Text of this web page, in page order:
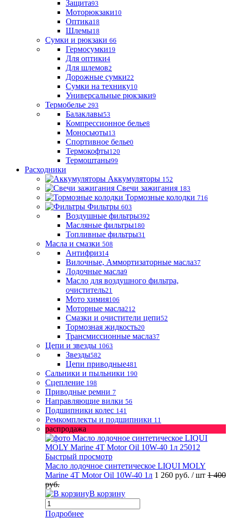
Защита93
Моторюкзаки10
Оптика18
Шлемы18
Сумки и рюкзаки 66
Гермосумки19
Для оптики4
Для шлемов2
Дорожные сумки22
Сумки на технику10
Универсальные рюкзаки9
Термобелье 293
Балаклавы53
Компрессионное белье8
Моносьюты13
Спортивное белье0
Термокофты120
Термоштаны99
Расходники
Аккумуляторы 152
Свечи зажигания 183
Тормозные колодки 716
Фильтры 603
Воздушные фильтры392
Масляные фильтры180
Топливные фильтры31
Масла и смазки 508
Антифриз14
Вилочные, Аммортизаторные масла37
Лодочные масла9
Масло для воздушного фильтра,
очиститель21
Мото химия106
Моторные масла212
Смазки и очистители цепи52
Тормозная жидкость20
Трансмиссионные масла37
Цепи и звезды 1063
Звезды582
Цепи приводные481
Сальники и пыльники 190
Сцепление 198
Приводные ремни 7
Направляющие вилки 56
Подшипники колес 141
Ремкомплекты и подшипники 11
распродажа
Быстрый просмотр
Масло лодочное синтетическое LIQUI MOLY
Marine 4T Motor Oil 10W-40 1л 1 260 руб. / шт 1 400
руб.
В корзину
Подробнее